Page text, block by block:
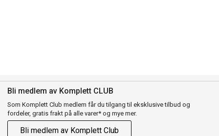
Bli medlem av Komplett CLUB
Som Komplett Club medlem får du tilgang til eksklusive tilbud og
fordeler, gratis frakt på alle varer* og mye mer.
Bli medlem av Komplett Club